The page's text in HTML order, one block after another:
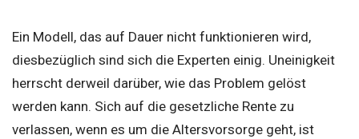
Ein Modell, das auf Dauer nicht funktionieren wird,
diesbezüglich sind sich die Experten einig. Uneinigkeit
herrscht derweil darüber, wie das Problem gelöst
werden kann. Sich auf die gesetzliche Rente zu
verlassen, wenn es um die Altersvorsorge geht, ist